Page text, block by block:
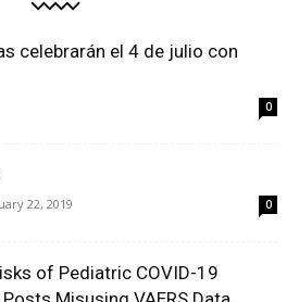
celebrarán el 4 de julio con
0
22, 2019 0
of Pediatric COVID-19